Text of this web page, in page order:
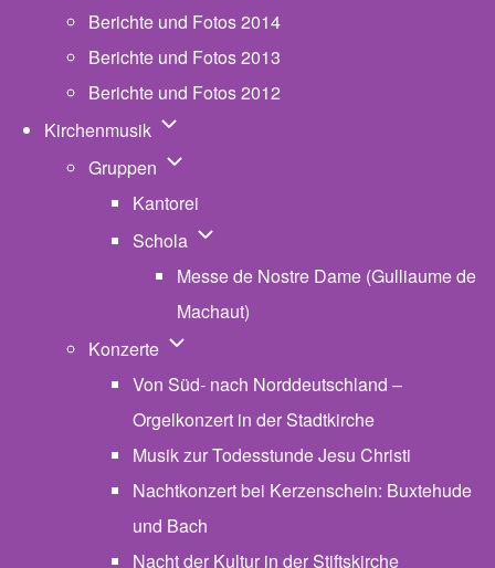
Berichte und Fotos 2014
Berichte und Fotos 2013
Berichte und Fotos 2012
Kirchenmusik Unternavigation von Kirchenmusik
Gruppen Unternavigation von Gruppen
Kantorei
Schola Unternavigation von Schola
Messe de Nostre Dame (Gulliaume de
Machaut)
Konzerte Unternavigation von Konzerte
Von Süd- nach Norddeutschland –
Orgelkonzert in der Stadtkirche
Musik zur Todesstunde Jesu Christi
Nachtkonzert bei Kerzenschein: Buxtehude
und Bach
Nacht der Kultur in der Stiftskirche